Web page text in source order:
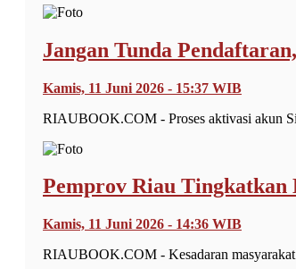
Jangan Tunda
Kamis, 11 Juni 2026 - 15:37 WIB
RIAUBOOK.COM - Proses aktivasi akun
Pemprov Riau
Kamis, 11 Juni 2026 - 14:36 WIB
RIAUBOOK.COM - Kesadaran